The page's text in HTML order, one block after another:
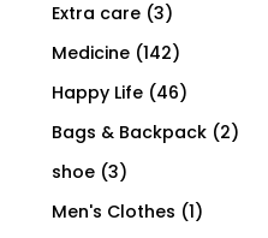
Extra care (3)
Medicine (142)
Happy Life (46)
Bags & Backpack (2)
shoe (3)
Men's Clothes (1)